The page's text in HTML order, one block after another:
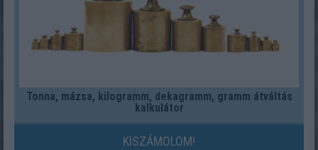
Tonna, mázsa, kilogramm, dekagramm, gramm átváltás
kalkulátor
KISZÁMOLOM!